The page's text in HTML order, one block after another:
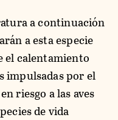
a continuación
a esta especie
el calentamiento
impulsadas por el
riesgo a las aves
de vida